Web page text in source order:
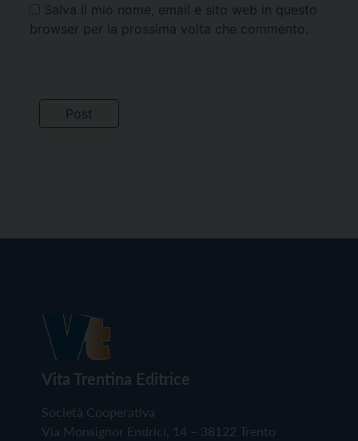
Salva il mio nome, email e sito web in questo
browser per la prossima volta che commento.
Vita Trentina Editrice
Società Cooperativa
Via Monsignor Endrici, 14 – 38122 Trento